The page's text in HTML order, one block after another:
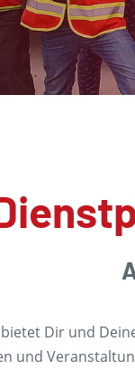
Dir und
und